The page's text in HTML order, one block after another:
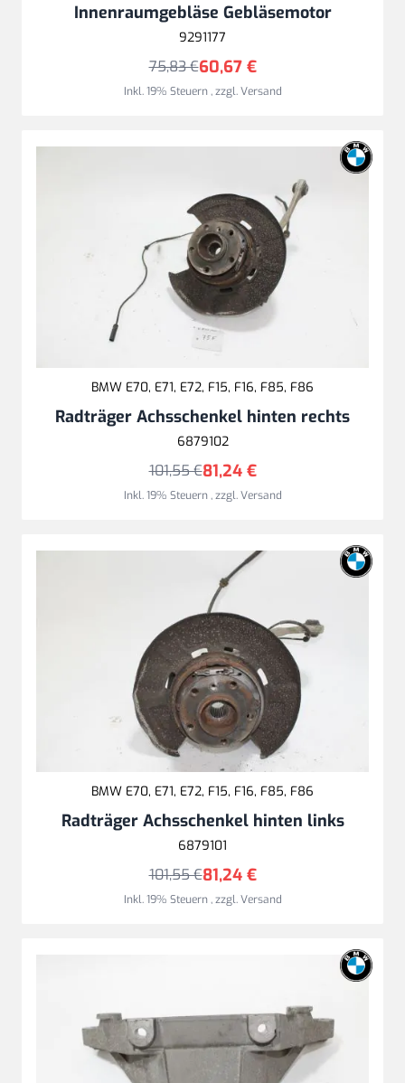
Innenraumgebläse Gebläsemotor
9291177
60,67 €
75,83 €
Inkl. 19% Steuern,zzgl.Versand
BMW E70, E71, E72, F15, F16, F85, F86
Radträger Achsschenkel hinten rechts
6879102
81,24 €
101,55 €
Inkl. 19% Steuern,zzgl.Versand
BMW E70, E71, E72, F15, F16, F85, F86
Radträger Achsschenkel hinten links
6879101
81,24 €
101,55 €
Inkl. 19% Steuern,zzgl.Versand